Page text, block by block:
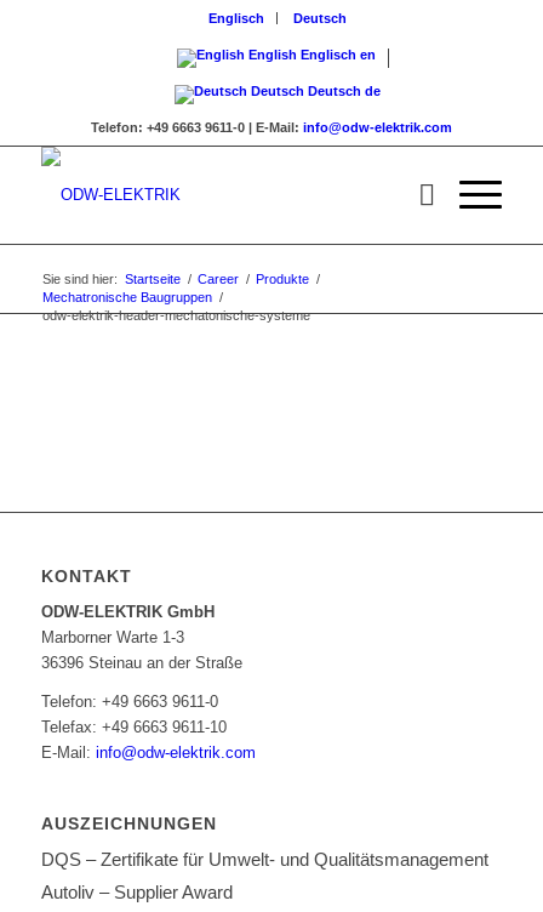
Englisch Deutsch
English Englisch en
Deutsch Deutsch de
Telefon: +49 6663 9611-0 | E-Mail: info@odw-elektrik.com
Sie sind hier: Startseite / Career / Produkte /
Mechatronische Baugruppen /
odw-elektrik-header-mechatonische-systeme
KONTAKT
ODW-ELEKTRIK GmbH
Marborner Warte 1-3
36396 Steinau an der Straße
Telefon: +49 6663 9611-0
Telefax: +49 6663 9611-10
E-Mail: info@odw-elektrik.com
AUSZEICHNUNGEN
DQS – Zertifikate für Umwelt- und Qualitätsmanagement
Autoliv – Supplier Award